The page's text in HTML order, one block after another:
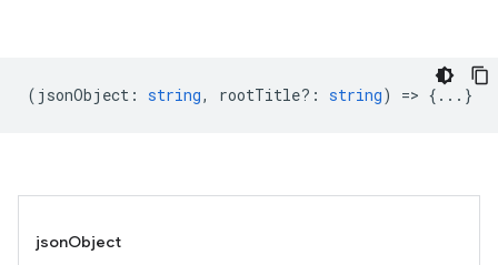
( jsonObject : string, rootTitle? : string) => {...}
jsonObject